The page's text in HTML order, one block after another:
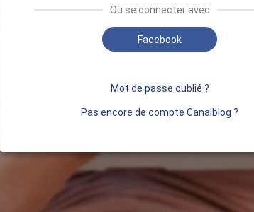
Ou se connecter avec
Facebook
Mot de passe oublié ?
Pas encore de compte Canalblog ?